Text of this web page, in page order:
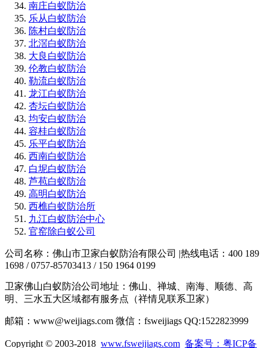
南庄白蚁防治
乐从白蚁防治
陈村白蚁防治
北滘白蚁防治
大良白蚁防治
伦教白蚁防治
勒流白蚁防治
龙江白蚁防治
杏坛白蚁防治
均安白蚁防治
容桂白蚁防治
乐平白蚁防治
西南白蚁防治
白坭白蚁防治
芦苞白蚁防治
高明白蚁防治
西樵白蚁防治所
九江白蚁防治中心
官窑除白蚁公司
公司名称：佛山市卫家白蚁防治有限公司 |热线电话：400 189
1698 / 0757-85703413 / 150 1964 0199
卫家佛山白蚁防治公司地址：佛山、禅城、南海、顺德、高
明、三水五大区域都有服务点（祥情见联系卫家）
邮箱：www@weijiags.com 微信：fsweijiags QQ:1522823999
Copyright © 2003-2018 www.fsweijiags.com 备案号：粤ICP备